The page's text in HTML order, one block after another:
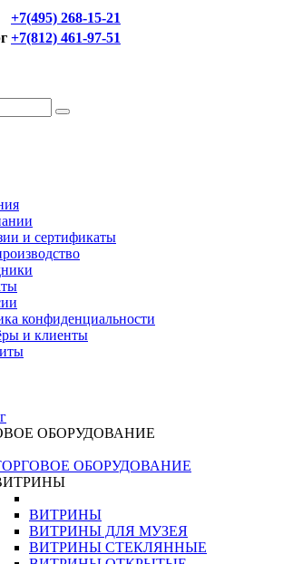
+7(495) 268-15-21
+7(812) 461-97-51
и сертификаты
конфиденциальности
и клиенты
ОБОРУДОВАНИЕ
ОБОРУДОВАНИЕ
ВИТРИНЫ
ВИТРИНЫ ДЛЯ МУЗЕЯ
ВИТРИНЫ СТЕКЛЯННЫЕ